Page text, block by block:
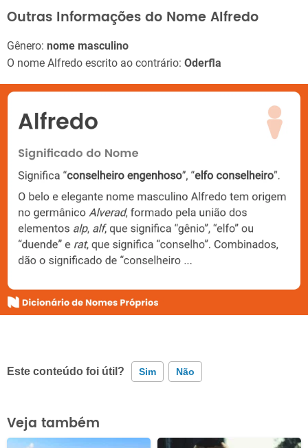
Outras Informações do Nome Alfredo
Gênero: nome masculino
O nome Alfredo escrito ao contrário: Oderfla
Este conteúdo foi útil? Sim Não
Este conteúdo contém informação incorreta
Este conteúdo não tem a informação que procuro
Veja também